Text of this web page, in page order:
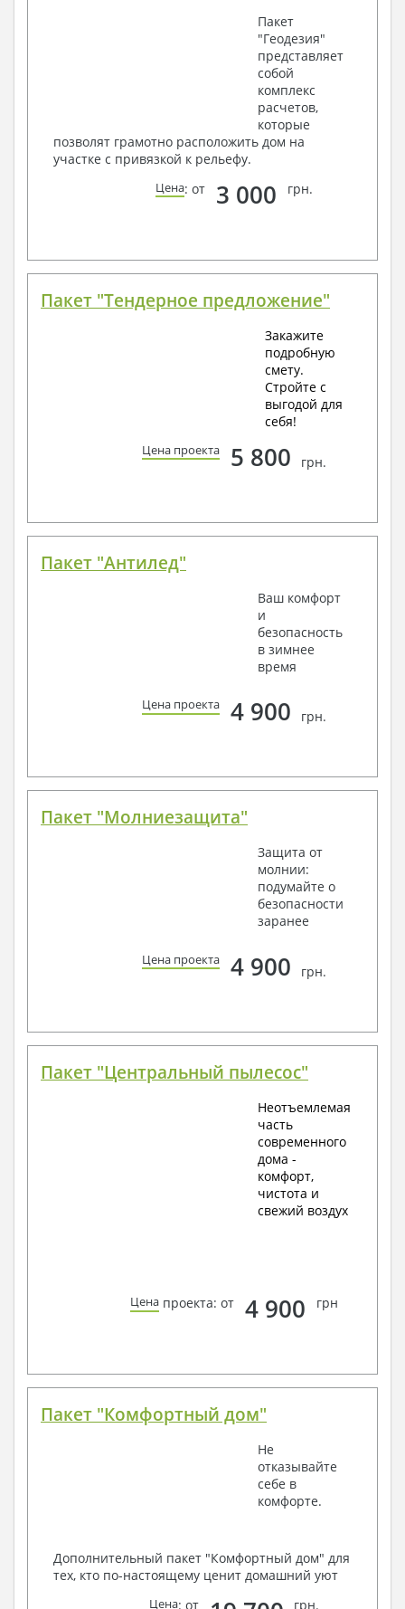
Пакет
"Геодезия"
представляет
собой
комплекс
расчетов,
которые
позволят грамотно расположить дом на
участке с привязкой к рельефу.
Цена: от 3 000 грн.
Пакет "Тендерное предложение"
Закажите
подробную
смету.
Стройте с
выгодой для
себя!
Цена проекта 5 800 грн.
Пакет "Антилед"
Ваш комфорт
и
безопасность
в зимнее
время
Цена проекта 4 900 грн.
Пакет "Молниезащита"
Защита от
молнии:
подумайте о
безопасности
заранее
Цена проекта 4 900 грн.
Пакет "Центральный пылесос"
Неотъемлемая
часть
современного
дома -
комфорт,
чистота и
свежий воздух
Цена проекта: от 4 900 грн
Пакет "Комфортный дом"
Не
отказывайте
себе в
комфорте.
Дополнительный пакет "Комфортный дом" для
тех, кто по-настоящему ценит домашний уют
Цена: от грн.